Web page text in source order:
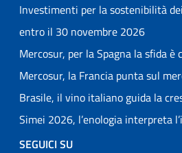
Investimenti per la sostenibilità
entro il 30 novembre 2026
Mercosur, per la Spagna la sfida è
Mercosur, la Francia punta sul
Brasile, il vino italiano guida la
Simei 2026, l’enologia interpreta
SEGUICI SU